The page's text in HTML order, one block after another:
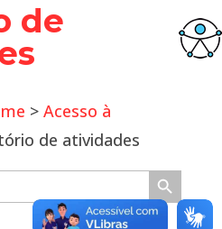
de
> Acesso à
de atividades
Search Button